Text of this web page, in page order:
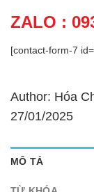
ZALO :
[contact-form-7
Author: Hóa
27/01/2025
MÔ TẢ